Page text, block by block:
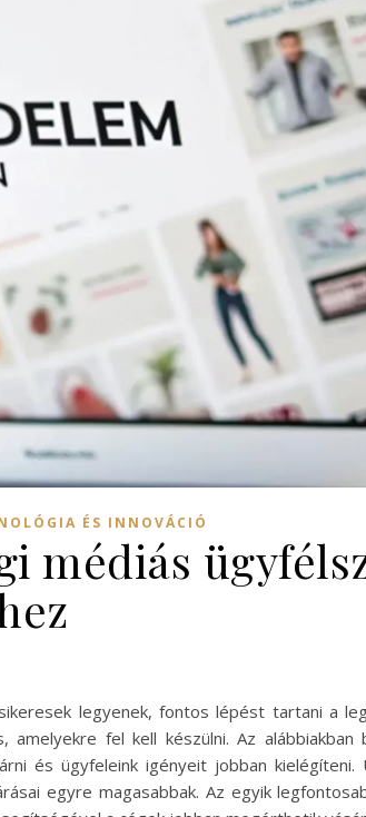
ÉS INNOVÁCIÓ
médiás
legyenek, fontos lépést tartani a
fel kell készülni. Az alábbiakban
és ügyfeleink igényeit jobban kielégíteni.
egyre magasabbak. Az egyik